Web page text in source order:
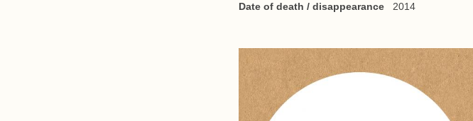
Date of death / disappearance 2014